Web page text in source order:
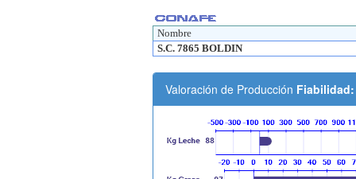
Nombre
S.C. 7865 BOLDIN
Valoración de Producción Fiabilidad: